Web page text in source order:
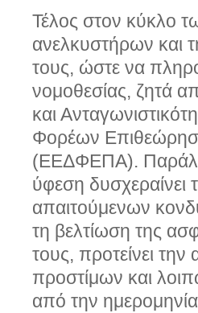
Τέλος στον κύκλο
ανελκυστήρων και
τους, ώστε να
νομοθεσίας, ζητά
και
Φορέων
(ΕΕΔΦΕΠΑ).
ύφεση δυσχεραίνει
απαιτούμενων
τη βελτίωση της
τους, προτείνει
προστίμων και
από την